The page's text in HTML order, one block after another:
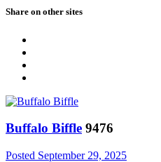
Share on other sites
Buffalo Biffle 9476
Posted September 29, 2025